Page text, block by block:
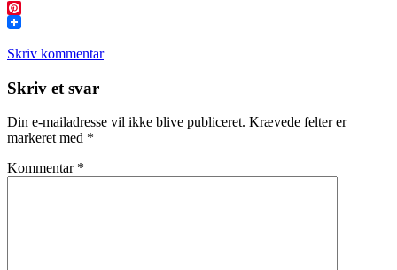
Pinterest
Skriv kommentar
Læserinteraktioner
Skriv et svar
Din e-mailadresse vil ikke blive publiceret. Krævede felter er
markeret med *
Kommentar *